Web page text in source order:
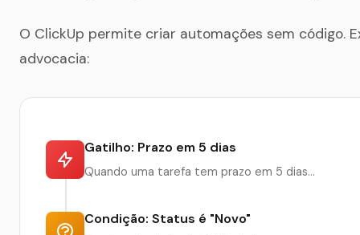
O ClickUp permite criar automações sem código.
advocacia:
Gatilho: Prazo em 5 dias
Quando uma tarefa tem prazo em 5 dias...
Condição: Status é "Novo"